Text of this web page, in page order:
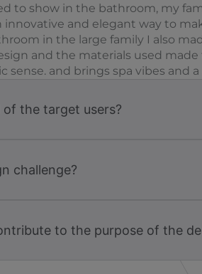
to show in the bathroom, my
and elegant way to
in the large family I also
and the materials used
sense. and brings spa vibes and
the target users?
challenge?
to the purpose of the